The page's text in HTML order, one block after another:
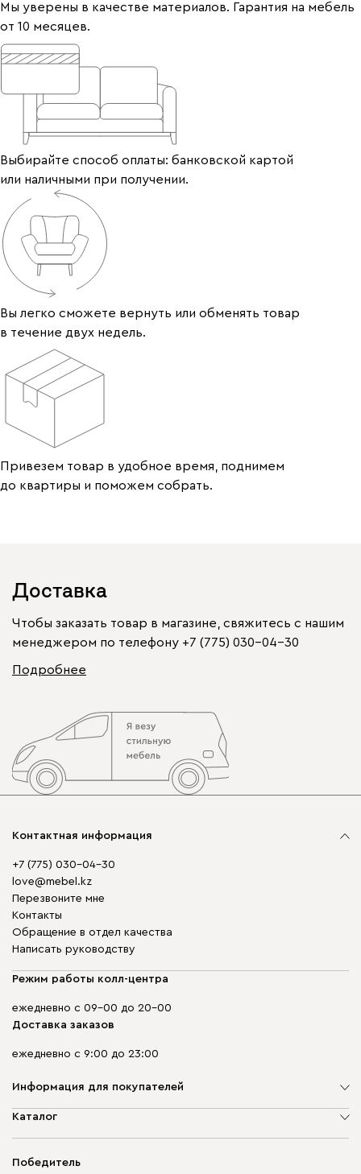
Мы уверены в качестве материалов. Гарантия на мебель
от 10 месяцев.
Выбирайте способ оплаты: банковской картой
или наличными при получении.
Вы легко сможете вернуть или обменять товар
в течение двух недель.
Привезем товар в удобное время, поднимем
до квартиры и поможем собрать.
Доставка
Чтобы заказать товар в магазине, свяжитесь с нашим
менеджером по телефону +7 (775) 030-04-30
Подробнее
Контактная информация
+7 (775) 030-04-30
love@mebel.kz
Перезвоните мне
Контакты
Обращение в отдел качества
Написать руководству
Режим работы колл-центра
ежедневно с 09-00 до 20-00
Доставка заказов
ежедневно с 9:00 до 23:00
Информация для покупателей
О компании
Гарантия
Каталог
Корпусная мебель
Победитель